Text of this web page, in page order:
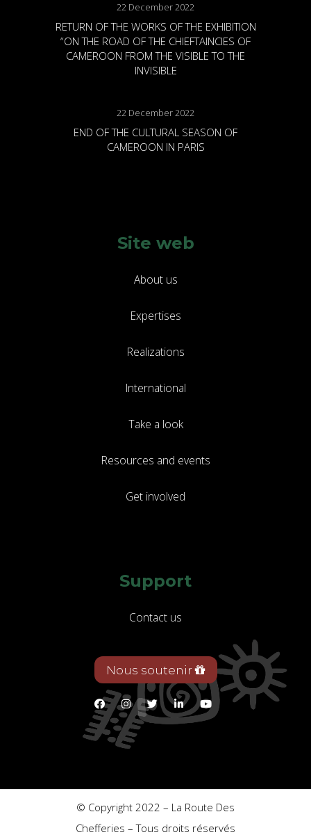
22 December 2022
RETURN OF THE WORKS OF THE EXHIBITION
“ON THE ROAD OF THE CHIEFTAINCIES OF
CAMEROON FROM THE VISIBLE TO THE
INVISIBLE
22 December 2022
END OF THE CULTURAL SEASON OF
CAMEROON IN PARIS
Site web
About us
Expertises
Realizations
International
Take a look
Resources and events
Get involved
Support
Contact us
Nous soutenir
© Copyright 2022 – La Route Des
Chefferies – Tous droits réservés